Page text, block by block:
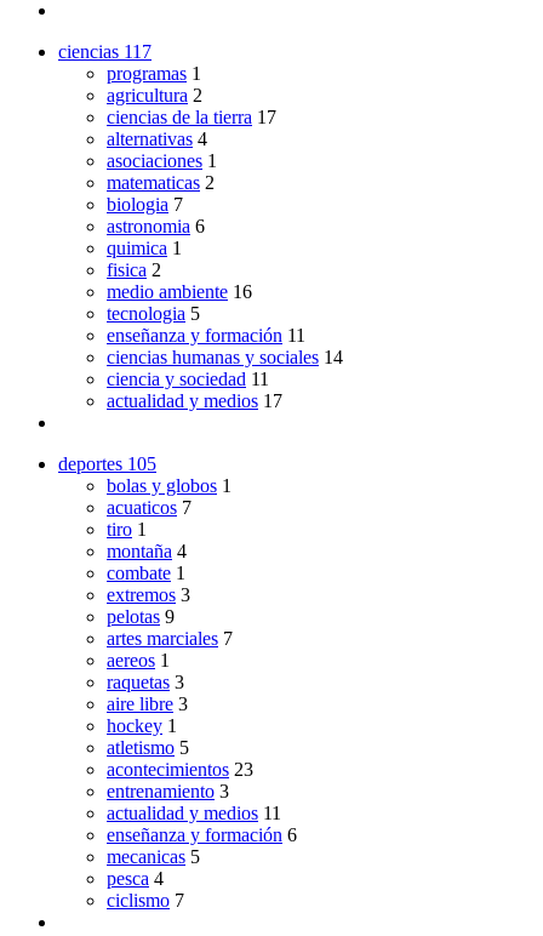
ciencias 117
programas 1
agricultura 2
ciencias de la tierra 17
alternativas 4
asociaciones 1
matematicas 2
biologia 7
astronomia 6
quimica 1
fisica 2
medio ambiente 16
tecnologia 5
enseñanza y formación 11
ciencias humanas y sociales 14
ciencia y sociedad 11
actualidad y medios 17
deportes 105
bolas y globos 1
acuaticos 7
tiro 1
montaña 4
combate 1
extremos 3
pelotas 9
artes marciales 7
aereos 1
raquetas 3
aire libre 3
hockey 1
atletismo 5
acontecimientos 23
entrenamiento 3
actualidad y medios 11
enseñanza y formación 6
mecanicas 5
pesca 4
ciclismo 7